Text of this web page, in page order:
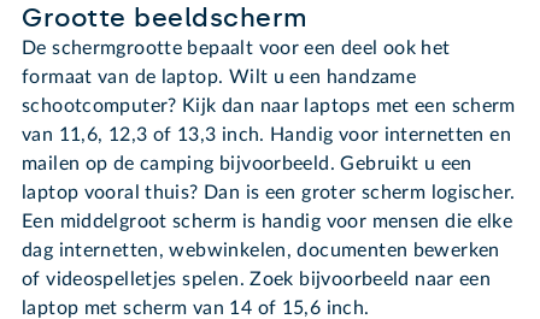
Grootte beeldscherm
De schermgrootte bepaalt voor een deel ook het
formaat van de laptop. Wilt u een handzame
schootcomputer? Kijk dan naar laptops met een scherm
van 11,6, 12,3 of 13,3 inch. Handig voor internetten en
mailen op de camping bijvoorbeeld. Gebruikt u een
laptop vooral thuis? Dan is een groter scherm logischer.
Een middelgroot scherm is handig voor mensen die elke
dag internetten, webwinkelen, documenten bewerken
of videospelletjes spelen. Zoek bijvoorbeeld naar een
laptop met scherm van 14 of 15,6 inch.